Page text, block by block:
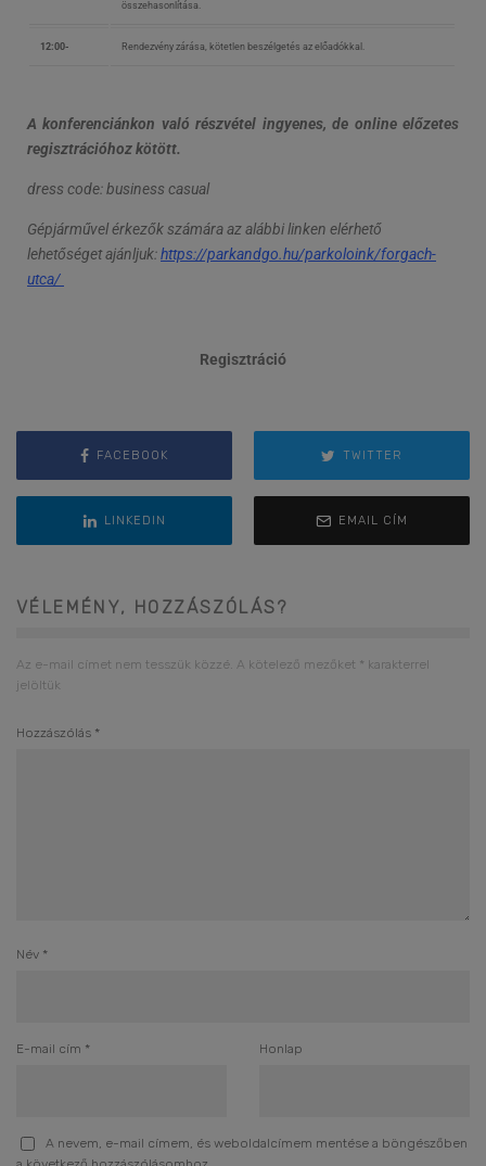
összehasonlítása.
12:00- Rendezvény zárása, kötetlen beszélgetés az előadókkal.
A konferenciánkon való részvétel ingyenes, de online előzetes
regisztrációhoz kötött.
dress code: business casual
Gépjárművel érkezők számára az alábbi linken elérhető
lehetőséget ajánljuk:https://parkandgo.hu/parkoloink/forgach-
utca/
Regisztráció
FACEBOOK TWITTER
LINKEDIN EMAIL CÍM
VÉLEMÉNY, HOZZÁSZÓLÁS?
Az e-mail címet nem tesszük közzé. A kötelező mezőket * karakterrel
jelöltük
Hozzászólás *
Név *
E-mail cím * Honlap
A nevem, e-mail címem, és weboldalcímem mentése a böngészőben